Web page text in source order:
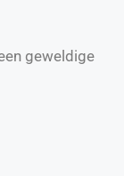
geweldige